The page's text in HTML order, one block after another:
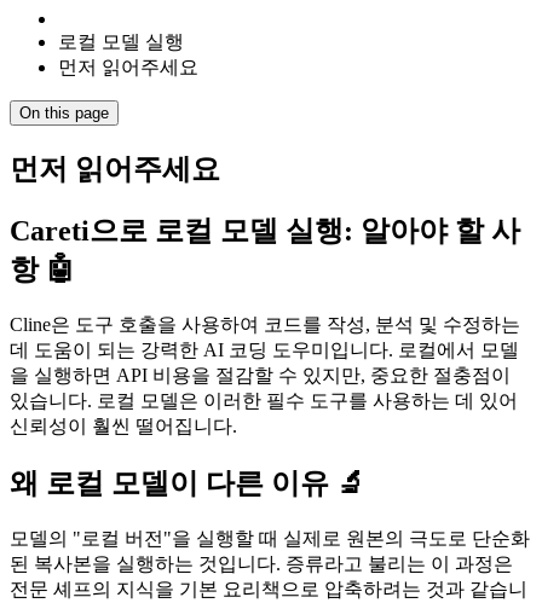
로컬 모델 실행
먼저 읽어주세요
On this page
먼저 읽어주세요
Careti으로 로컬 모델 실행: 알아야 할 사
항 🤖
Cline은 도구 호출을 사용하여 코드를 작성, 분석 및 수정하는
데 도움이 되는 강력한 AI 코딩 도우미입니다. 로컬에서 모델
을 실행하면 API 비용을 절감할 수 있지만, 중요한 절충점이
있습니다. 로컬 모델은 이러한 필수 도구를 사용하는 데 있어
신뢰성이 훨씬 떨어집니다.
왜 로컬 모델이 다른 이유 🔬
모델의 "로컬 버전"을 실행할 때 실제로 원본의 극도로 단순화
된 복사본을 실행하는 것입니다. 증류라고 불리는 이 과정은
전문 셰프의 지식을 기본 요리책으로 압축하려는 것과 같습니